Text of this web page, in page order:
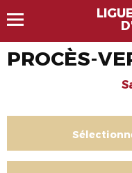
PROCÈS-